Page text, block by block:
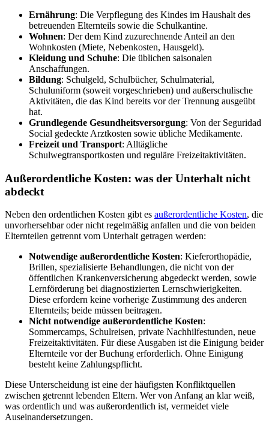
Ernährung: Die Verpflegung des Kindes im Haushalt des
betreuenden Elternteils sowie die Schulkantine.
Wohnen: Der dem Kind zuzurechnende Anteil an den
Wohnkosten (Miete, Nebenkosten, Hausgeld).
Kleidung und Schuhe: Die üblichen saisonalen
Anschaffungen.
Bildung: Schulgeld, Schulbücher, Schulmaterial,
Schuluniform (soweit vorgeschrieben) und außerschulische
Aktivitäten, die das Kind bereits vor der Trennung ausgeübt
hat.
Grundlegende Gesundheitsversorgung: Von der Seguridad
Social gedeckte Arztkosten sowie übliche Medikamente.
Freizeit und Transport: Alltägliche
Schulwegtransportkosten und reguläre Freizeitaktivitäten.
Außerordentliche Kosten: was der Unterhalt nicht
abdeckt
Neben den ordentlichen Kosten gibt es außerordentliche Kosten, die
unvorhersehbar oder nicht regelmäßig anfallen und die von beiden
Elternteilen getrennt vom Unterhalt getragen werden:
Notwendige außerordentliche Kosten: Kieferorthopädie,
Brillen, spezialisierte Behandlungen, die nicht von der
öffentlichen Krankenversicherung abgedeckt werden, sowie
Lernförderung bei diagnostizierten Lernschwierigkeiten.
Diese erfordern keine vorherige Zustimmung des anderen
Elternteils; beide müssen beitragen.
Nicht notwendige außerordentliche Kosten:
Sommercamps, Schulreisen, private Nachhilfestunden, neue
Freizeitaktivitäten. Für diese Ausgaben ist die Einigung beider
Elternteile vor der Buchung erforderlich. Ohne Einigung
besteht keine Zahlungspflicht.
Diese Unterscheidung ist eine der häufigsten Konfliktquellen
zwischen getrennt lebenden Eltern. Wer von Anfang an klar weiß,
was ordentlich und was außerordentlich ist, vermeidet viele
Auseinandersetzungen.